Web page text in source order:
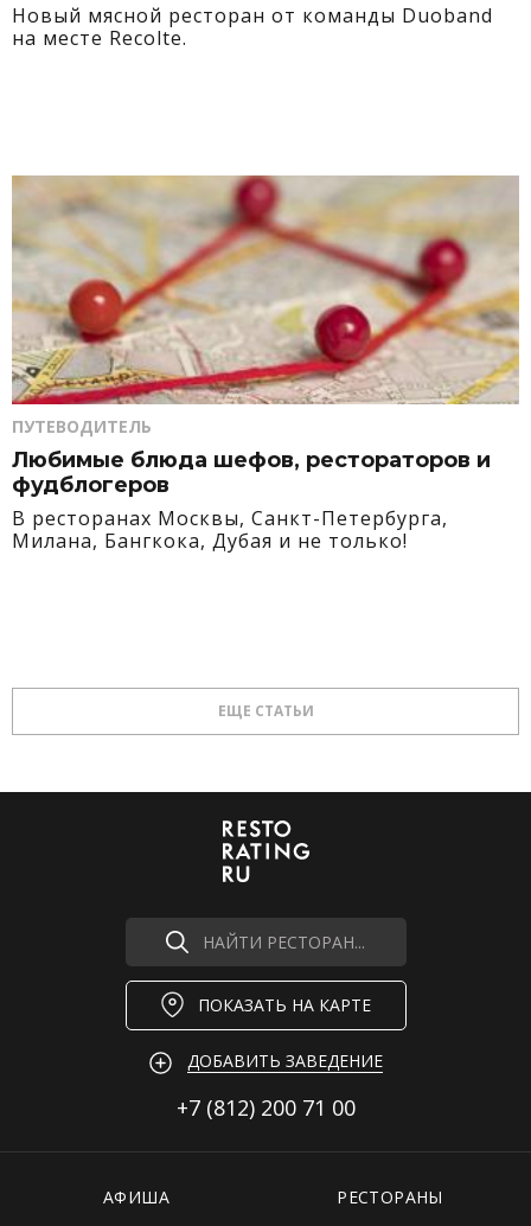
Новый мясной ресторан от команды Duoband
на месте Recolte.
ПУТЕВОДИТЕЛЬ
Любимые блюда шефов, рестораторов и
фудблогеров
В ресторанах Москвы, Санкт-Петербурга,
Милана, Бангкока, Дубая и не только!
ЕЩЕ СТАТЬИ
НАЙТИ РЕСТОРАН...
ПОКАЗАТЬ НА КАРТЕ
ДОБАВИТЬ ЗАВЕДЕНИЕ
+7 (812) 200 71 00
АФИША
РЕСТОРАНЫ